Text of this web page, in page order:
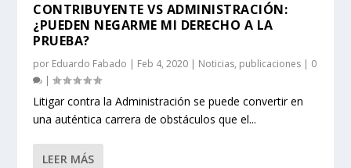
CONTRIBUYENTE VS ADMINISTRACIÓN:
¿PUEDEN NEGARME MI DERECHO A LA
PRUEBA?
por Eduardo Fabado | Feb 4, 2020 | Noticias, publicaciones | 0
|
Litigar contra la Administración se puede convertir en
una auténtica carrera de obstáculos que el...
LEER MÁS